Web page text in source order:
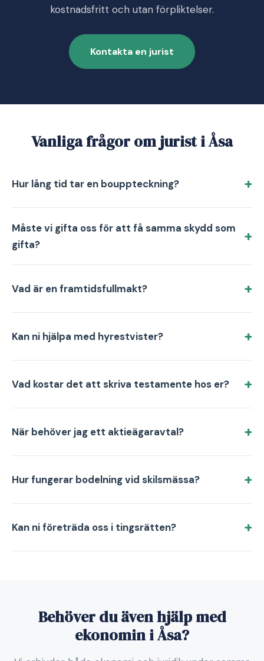
kostnadsfritt och utan förpliktelser.
Kontakta en jurist
Vanliga frågor om jurist i Åsa
Hur lång tid tar en bouppteckning?
Måste vi gifta oss för att få samma skydd som
gifta?
Vad är en framtidsfullmakt?
Kan ni hjälpa med hyrestvister?
Vad kostar det att skriva testamente hos er?
När behöver jag ett aktieägaravtal?
Hur fungerar bodelning vid skilsmässa?
Kan ni företräda oss i tingsrätten?
Behöver du även hjälp med
ekonomin i Åsa?